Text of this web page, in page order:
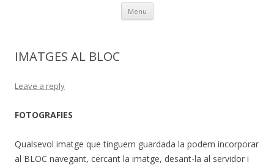
Menu Skip
content
IMATGES AL BLOC
Leave a reply
FOTOGRAFIES
Qualsevol imatge que tinguem guardada la podem incorporar
al BLOC navegant, cercant la imatge, desant-la al servidor i